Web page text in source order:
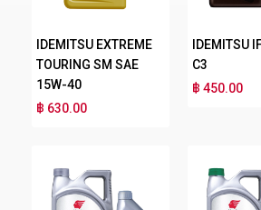
IDEMITSU EXTREME
TOURING SM SAE
15W-40
฿ 630.00
IDEMITSU
C3
฿ 450.00